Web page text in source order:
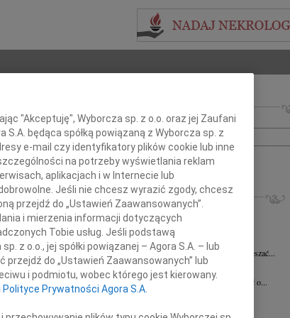
Imię i nazwisko lub numer ogłoszenia:
+ szukanie zaawansowane
INNE NEKROLOGI
Marek Pliszkiewicz 05.08.2026
Ze smutkiem żegnamy Profesora Marka...
Marianna Szymańska
Gdyby miłość mogła uzdrawiać a łzy wskrzeszać...
Andrzej Gołaszewski
Z wielkim smutkiem przyjęliśmy wiadomość o...
Andrzej Perzanowski
Z głębokim smutkiem i niedowierzaniem...
"Akceptuję", Wyborcza sp. z o.o. oraz jej Zaufani
będąca spółką powiązaną z Wyborcza sp. z
e-mail czy identyfikatory plików cookie lub inne
na potrzeby wyświetlania reklam
aplikacjach i w Internecie lub
Jeśli nie chcesz wyrazić zgody, chcesz
przejdź do „Ustawień Zaawansowanych”.
i mierzenia informacji dotyczących
Tobie usług. Jeśli podstawą
z o.o., jej spółki powiązanej – Agora S.A. – lub
do „Ustawień Zaawansowanych” lub
i podmiotu, wobec którego jest kierowany.
Polityce Prywatności Agora S.A.